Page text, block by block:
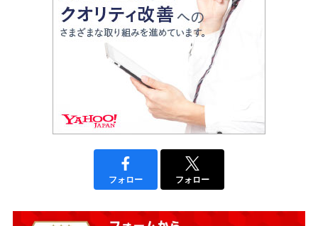
フォロー フォロー